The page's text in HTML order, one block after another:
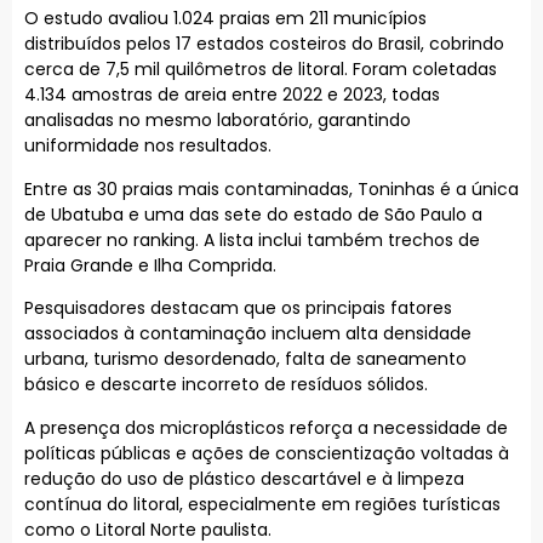
O estudo avaliou 1.024 praias em 211 municípios
distribuídos pelos 17 estados costeiros do Brasil, cobrindo
cerca de 7,5 mil quilômetros de litoral. Foram coletadas
4.134 amostras de areia entre 2022 e 2023, todas
analisadas no mesmo laboratório, garantindo
uniformidade nos resultados.
Entre as 30 praias mais contaminadas, Toninhas é a única
de Ubatuba e uma das sete do estado de São Paulo a
aparecer no ranking. A lista inclui também trechos de
Praia Grande e Ilha Comprida.
Pesquisadores destacam que os principais fatores
associados à contaminação incluem alta densidade
urbana, turismo desordenado, falta de saneamento
básico e descarte incorreto de resíduos sólidos.
A presença dos microplásticos reforça a necessidade de
políticas públicas e ações de conscientização voltadas à
redução do uso de plástico descartável e à limpeza
contínua do litoral, especialmente em regiões turísticas
como o Litoral Norte paulista.